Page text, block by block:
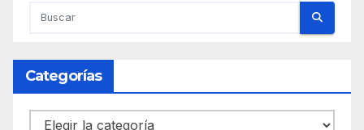
Categorías
Categorías